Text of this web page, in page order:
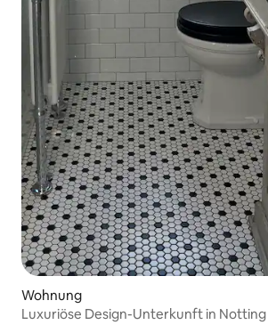
Wohnung
Luxuriöse Design-Unterkunft in Notting